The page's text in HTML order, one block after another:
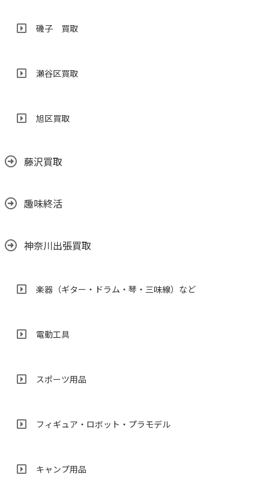
磯子 買取
瀬谷区買取
旭区買取
藤沢買取
趣味終活
神奈川出張買取
楽器（ギター・ドラム・琴・三味線）など
電動工具
スポーツ用品
フィギュア・ロボット・プラモデル
キャンプ用品